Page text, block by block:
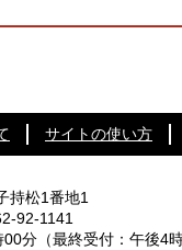
サイトの使い方
持松1番地1
92-1141
00分 （最終受付：午後4